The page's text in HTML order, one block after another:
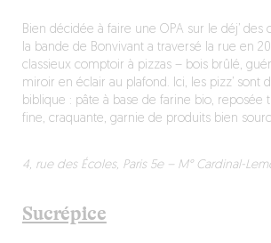
Bien décidée à faire une OPA sur le déj’ des
la bande de Bonvivant a traversé la rue en
classieux comptoir à pizzas – bois brûlé,
miroir en éclair au plafond. Ici, les pizz’ sont
biblique : pâte à base de farine bio, reposée
fine, craquante, garnie de produits bien
4, rue des Écoles, Paris 5e – M° Cardinal-
Sucrépice